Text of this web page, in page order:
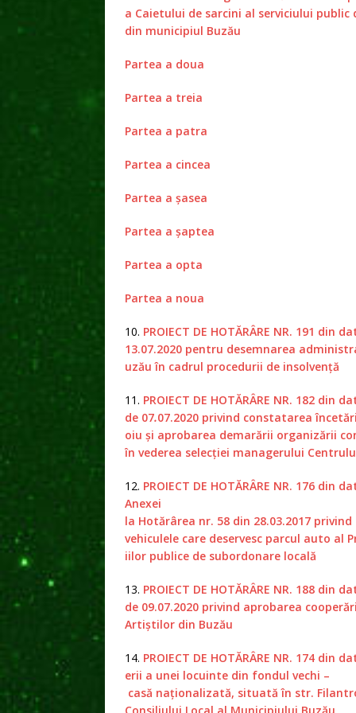
a Caietului de sarcini al serviciului
din municipiul Buzău
Partea a doua
Partea a treia
Partea a patra
Partea a cincea
Partea a şasea
Partea a şaptea
Partea a opta
Partea a noua
10. PROIECT DE HOTĂRÂRE NR. 191 din
13.07.2020 pentru desemnarea
uzău în cadrul procedurii de insolvență
11. PROIECT DE HOTĂRÂRE NR. 182 din
de 07.07.2020 privind constatarea
oiu și aprobarea demarării organizării
în vederea selecției managerului
12. PROIECT DE HOTĂRÂRE NR. 176
Anexei
la Hotărârea nr. 58 din 28.03.2017
vehiculele care deservesc parcul auto al
iilor publice de subordonare locală
13. PROIECT DE HOTĂRÂRE NR. 188 din
de 09.07.2020 privind aprobarea
Artiștilor din Buzău
14. PROIECT DE HOTĂRÂRE NR. 174
erii a unei locuinte din fondul vechi –
casă naţionalizată, situată în str.